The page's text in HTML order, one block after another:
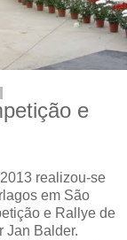
e
realizou-se
em São
e Rallye de
Jan Balder.